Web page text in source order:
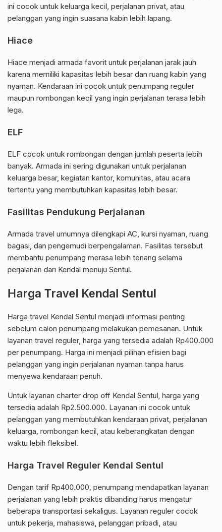
ini cocok untuk keluarga kecil, perjalanan privat, atau
pelanggan yang ingin suasana kabin lebih lapang.
Hiace
Hiace menjadi armada favorit untuk perjalanan jarak jauh
karena memiliki kapasitas lebih besar dan ruang kabin yang
nyaman. Kendaraan ini cocok untuk penumpang reguler
maupun rombongan kecil yang ingin perjalanan terasa lebih
lega.
ELF
ELF cocok untuk rombongan dengan jumlah peserta lebih
banyak. Armada ini sering digunakan untuk perjalanan
keluarga besar, kegiatan kantor, komunitas, atau acara
tertentu yang membutuhkan kapasitas lebih besar.
Fasilitas Pendukung Perjalanan
Armada travel umumnya dilengkapi AC, kursi nyaman, ruang
bagasi, dan pengemudi berpengalaman. Fasilitas tersebut
membantu penumpang merasa lebih tenang selama
perjalanan dari Kendal menuju Sentul.
Harga Travel Kendal Sentul
Harga travel Kendal Sentul menjadi informasi penting
sebelum calon penumpang melakukan pemesanan. Untuk
layanan travel reguler, harga yang tersedia adalah Rp400.000
per penumpang. Harga ini menjadi pilihan efisien bagi
pelanggan yang ingin perjalanan nyaman tanpa harus
menyewa kendaraan penuh.
Untuk layanan charter drop off Kendal Sentul, harga yang
tersedia adalah Rp2.500.000. Layanan ini cocok untuk
pelanggan yang membutuhkan kendaraan privat, perjalanan
keluarga, rombongan kecil, atau keberangkatan dengan
waktu lebih fleksibel.
Harga Travel Reguler Kendal Sentul
Dengan tarif Rp400.000, penumpang mendapatkan layanan
perjalanan yang lebih praktis dibanding harus mengatur
beberapa transportasi sekaligus. Layanan reguler cocok
untuk pekerja, mahasiswa, pelanggan pribadi, atau